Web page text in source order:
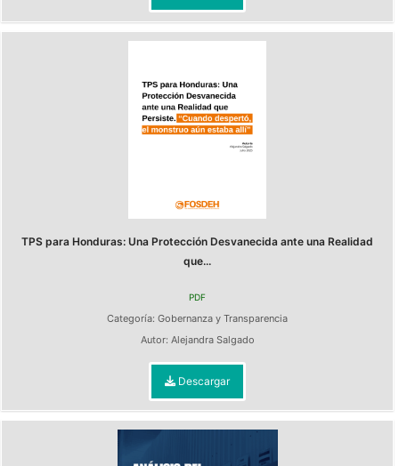
TPS para Honduras: Una Protección Desvanecida ante una Realidad
que...
PDF
Categoría: Gobernanza y Transparencia
Autor: Alejandra Salgado
Descargar